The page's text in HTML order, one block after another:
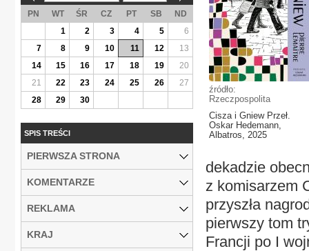
źródło:
Rzeczpospolita
Cisza i Gniew Przeł.
Oskar Hedemann,
Albatros, 2025
dekadzie
z komisarzem
przyszła
pierwszy tom
Francji po I
PN WT ŚR CZ PT SB
ND
1
2 3 4 5
6
7
8 9 10 11 12
13
14
15 16 17 18 19
20
21
22 23 24 25 26
27
28
29 30
SPIS TREŚCI
PIERWSZA STRONA
KOMENTARZE
REKLAMA
KRAJ